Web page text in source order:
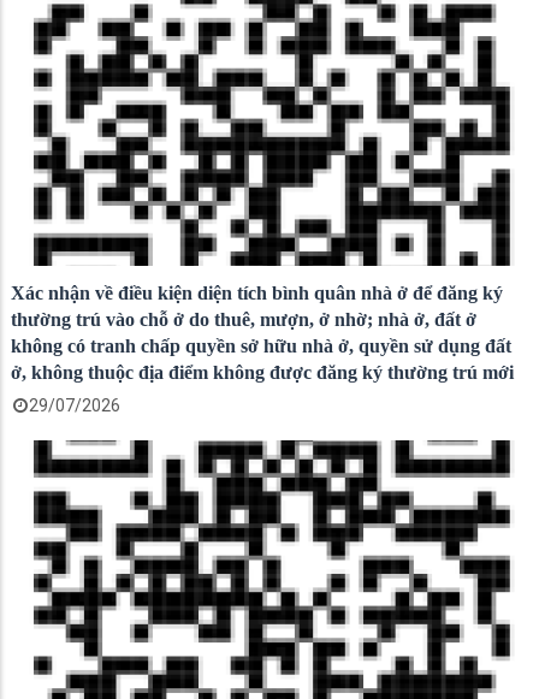
Xác nhận về điều kiện diện tích bình quân nhà ở để đăng ký
thường trú vào chỗ ở do thuê, mượn, ở nhờ; nhà ở, đất ở
không có tranh chấp quyền sở hữu nhà ở, quyền sử dụng đất
ở, không thuộc địa điểm không được đăng ký thường trú mới
29/07/2026